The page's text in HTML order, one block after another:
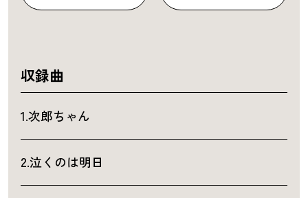
収録曲
1.次郎ちゃん
2.泣くのは明日